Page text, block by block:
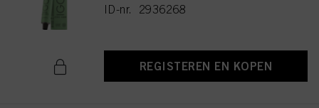
ID-nr. 2936268
REGISTEREN EN KOPEN